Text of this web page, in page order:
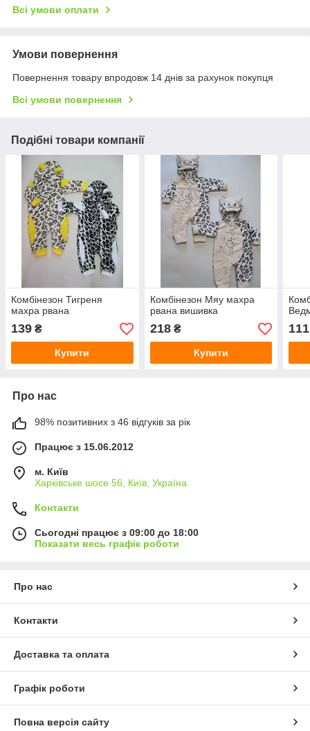
Всі умови оплати
Умови повернення
Повернення товару впродовж 14 днів за рахунок покупця
Всі умови повернення
Подібні товари компанії
Комбінезон Тигреня
махра рвана
139 ₴
Купити
Комбінезон Мяу махра
рвана вишивка
218₴
Купити
111
Про нас
98% позитивних з 46 відгуків за рік
Працює з 15.06.2012
м. Київ
Харківське шосе 56, Київ, Україна
Контакти
Сьогодні працює з 09:00 до 18:00
Показати весь графік роботи
Про нас
Контакти
Доставка та оплата
Графік роботи
Повна версія сайту